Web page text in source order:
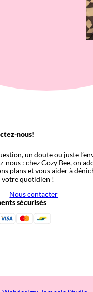
nous!
un doute ou juste
nous : chez Cozy Bee, on
plans et vous aider à
quotidien !
Nous contacter
sécurisés